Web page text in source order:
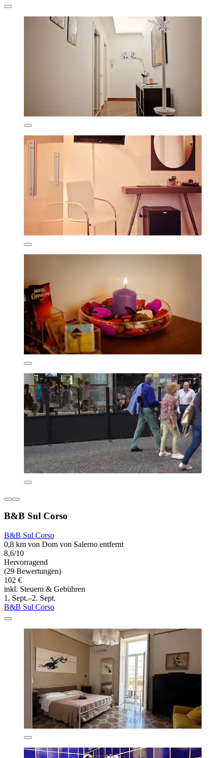
B&B Sul Corso
B&B Sul Corso
0,8 km von Dom von Salerno entfernt
8,6/10
Hervorragend
(29 Bewertungen)
102 €
inkl. Steuern & Gebühren
1. Sept.–2. Sept.
B&B Sul Corso